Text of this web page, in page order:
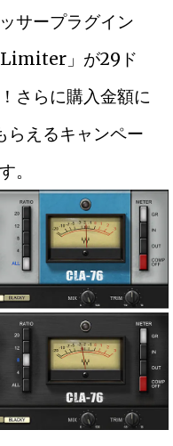
サープラグイン
」が29ド
さらに購入金額に
らえるキャンペー
。